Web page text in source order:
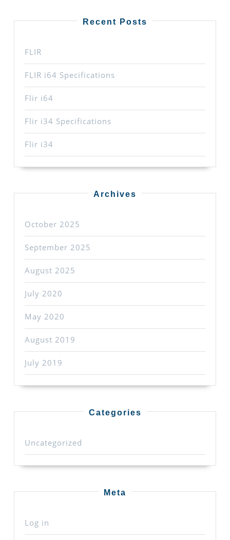
Recent Posts
FLIR
FLIR i64 Specifications
Flir i64
Flir i34 Specifications
Flir i34
Archives
October 2025
September 2025
August 2025
July 2020
May 2020
August 2019
July 2019
Categories
Uncategorized
Meta
Log in